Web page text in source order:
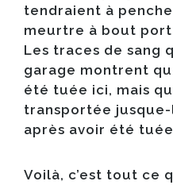
tendraient à
meurtre à bout
Les traces de sang
garage montrent
été tuée ici, mais
transportée
après avoir été
Voilà, c’est tout ce